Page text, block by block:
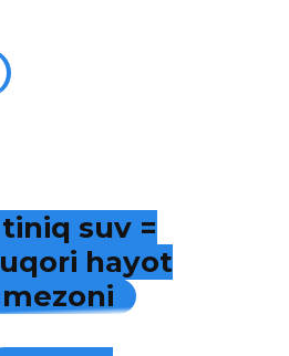
tiniq suv =
uqori hayot
mezoni